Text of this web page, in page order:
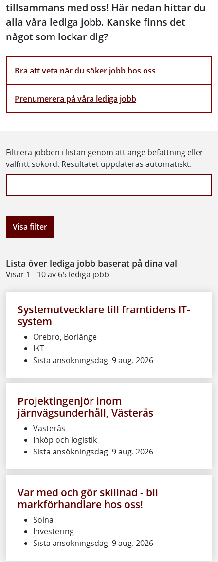
tillsammans med oss! Här nedan hittar du
alla våra lediga jobb. Kanske finns det
något som lockar dig?
Bra att veta när du söker jobb hos oss
Prenumerera på våra lediga jobb
Filtrera jobben i listan genom att ange befattning eller
valfritt sökord. Resultatet uppdateras automatiskt.
Visa filter
Lista över lediga jobb baserat på dina val
Visar 1 - 10 av 65 lediga jobb
Systemutvecklare till framtidens IT-
system
Örebro, Borlänge
IKT
Sista ansökningsdag: 9 aug. 2026
Projektingenjör inom
järnvägsunderhåll, Västerås
Västerås
Inköp och logistik
Sista ansökningsdag: 9 aug. 2026
Var med och gör skillnad - bli
markförhandlare hos oss!
Solna
Investering
Sista ansökningsdag: 9 aug. 2026